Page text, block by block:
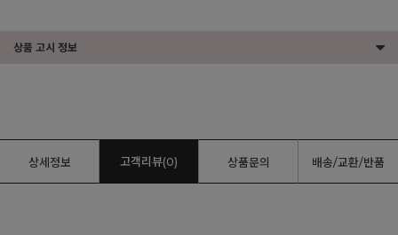
상품 고시 정보
상세정보 고객리뷰(0) 상품문의 배송/교환/반품